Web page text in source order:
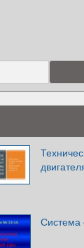
Система